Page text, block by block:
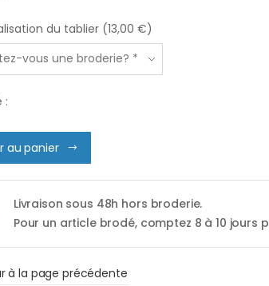
du tablier (13,00 €)
:
au panier
Livraison sous 48h hors broderie.
Pour un article brodé, comptez 8 à 10 jours
à la page précédente